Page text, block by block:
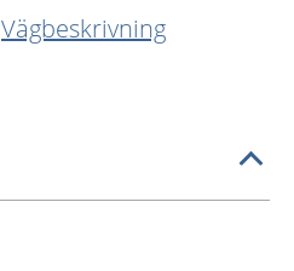
Vägbeskrivning